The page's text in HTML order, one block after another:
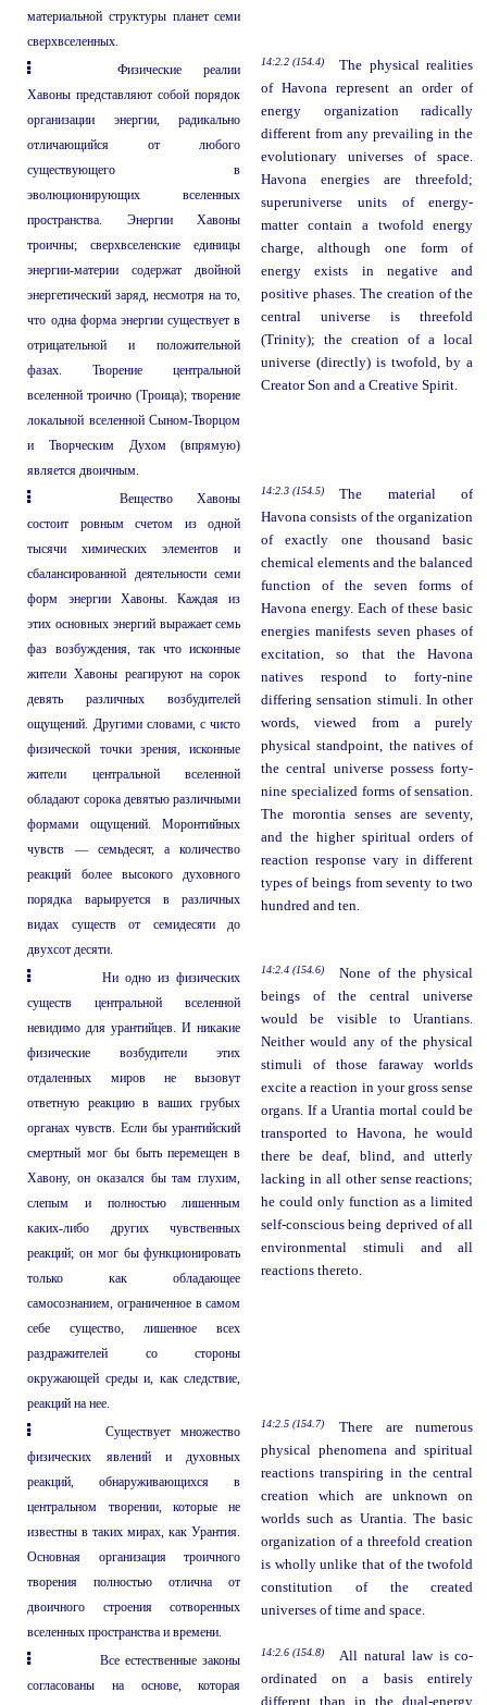
материальной структуры планет семи
сверхвселенных.
Физические реалии
Хавоны представляют собой порядок
организации энергии, радикально
отличающийся от любого
существующего в
эволюционирующих вселенных
пространства. Энергии Хавоны
троичны; сверхвселенские единицы
энергии-материи содержат двойной
энергетический заряд, несмотря на то,
что одна форма энергии существует в
отрицательной и положительной
фазах. Творение центральной
вселенной троично (Троица); творение
локальной вселенной Сыном-Творцом
и Творческим Духом (впрямую)
является двоичным.
14:2.2 (154.4)
The physical realities
of Havona represent an order of
energy organization radically
different from any prevailing in the
evolutionary universes of space.
Havona energies are threefold;
superuniverse units of energy-
matter contain a twofold energy
charge, although one form of
energy exists in negative and
positive phases. The creation of the
central universe is threefold
(Trinity); the creation of a local
universe (directly) is twofold, by a
Creator Son and a Creative Spirit.
Вещество Хавоны
состоит ровным счетом из одной
тысячи химических элементов и
сбалансированной деятельности семи
форм энергии Хавоны. Каждая из
этих основных энергий выражает семь
фаз возбуждения, так что исконные
жители Хавоны реагируют на сорок
девять различных возбудителей
ощущений. Другими словами, с чисто
физической точки зрения, исконные
жители центральной вселенной
обладают сорока девятью различными
формами ощущений. Моронтийных
чувств — семьдесят, а количество
реакций более высокого духовного
порядка варьируется в различных
видах существ от семидесяти до
двухсот десяти.
14:2.3 (154.5)
The material of
Havona consists of the organization
of exactly one thousand basic
chemical elements and the balanced
function of the seven forms of
Havona energy. Each of these basic
energies manifests seven phases of
excitation, so that the Havona
natives respond to forty-nine
differing sensation stimuli. In other
words, viewed from a purely
physical standpoint, the natives of
the central universe possess forty-
nine specialized forms of sensation.
The morontia senses are seventy,
and the higher spiritual orders of
reaction response vary in different
types of beings from seventy to two
hundred and ten.
Ни одно из физических
существ центральной вселенной
невидимо для урантийцев. И никакие
физические возбудители этих
отдаленных миров не вызовут
ответную реакцию в ваших грубых
органах чувств. Если бы урантийский
смертный мог бы быть перемещен в
Хавону, он оказался бы там глухим,
слепым и полностью лишенным
каких-либо других чувственных
реакций; он мог бы функционировать
только как обладающее
самосознанием, ограниченное в самом
себе существо, лишенное всех
раздражителей со стороны
окружающей среды и, как следствие,
реакций на нее.
14:2.4 (154.6)
None of the physical
beings of the central universe
would be visible to Urantians.
Neither would any of the physical
stimuli of those faraway worlds
excite a reaction in your gross sense
organs. If a Urantia mortal could be
transported to Havona, he would
there be deaf, blind, and utterly
lacking in all other sense reactions;
he could only function as a limited
self-conscious being deprived of all
environmental stimuli and all
reactions thereto.
Существует множество
физических явлений и духовных
реакций, обнаруживающихся в
центральном творении, которые не
известны в таких мирах, как Урантия.
Основная организация троичного
творения полностью отлична от
двоичного строения сотворенных
вселенных пространства и времени.
14:2.5 (154.7)
There are numerous
physical phenomena and spiritual
reactions transpiring in the central
creation which are unknown on
worlds such as Urantia. The basic
organization of a threefold creation
is wholly unlike that of the twofold
constitution of the created
universes of time and space.
Все естественные законы
согласованы на основе, которая
14:2.6 (154.8)
All natural law is co-
ordinated on a basis entirely